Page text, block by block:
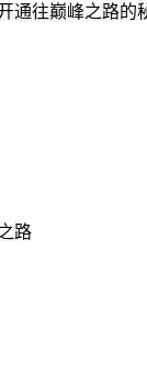
往巅峰之路的